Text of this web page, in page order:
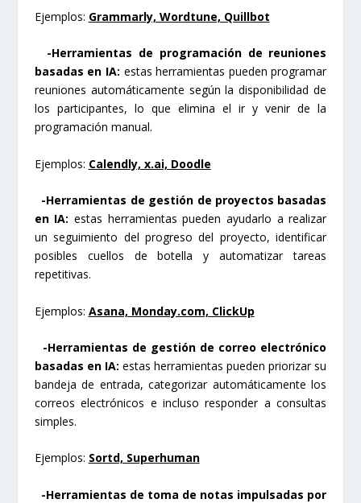
Ejemplos: Grammarly, Wordtune, Quillbot
-Herramientas de programación de reuniones
basadas en IA: estas herramientas pueden programar
reuniones automáticamente según la disponibilidad de
los participantes, lo que elimina el ir y venir de la
programación manual.
Ejemplos: Calendly, x.ai, Doodle
-Herramientas de gestión de proyectos basadas
en IA: estas herramientas pueden ayudarlo a realizar
un seguimiento del progreso del proyecto, identificar
posibles cuellos de botella y automatizar tareas
repetitivas.
Ejemplos: Asana, Monday.com, ClickUp
-Herramientas de gestión de correo electrónico
basadas en IA: estas herramientas pueden priorizar su
bandeja de entrada, categorizar automáticamente los
correos electrónicos e incluso responder a consultas
simples.
Ejemplos: Sortd, Superhuman
-Herramientas de toma de notas impulsadas por